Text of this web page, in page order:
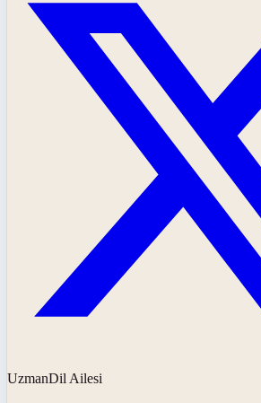
UzmanDil Ailesi